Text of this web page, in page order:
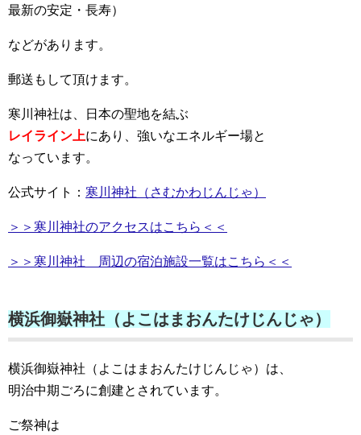
最新の安定・長寿）
などがあります。
郵送もして頂けます。
寒川神社は、日本の聖地を結ぶ
レイライン上にあり、強いなエネルギー場と
なっています。
公式サイト： 寒川神社（さむかわじんじゃ）
＞＞寒川神社のアクセスはこちら＜＜
＞＞寒川神社 周辺の宿泊施設一覧はこちら＜＜
横浜御嶽神社（よこはまおんたけじんじゃ）
横浜御嶽神社（よこはまおんたけじんじゃ）は、
明治中期ごろに創建とされています。
ご祭神は